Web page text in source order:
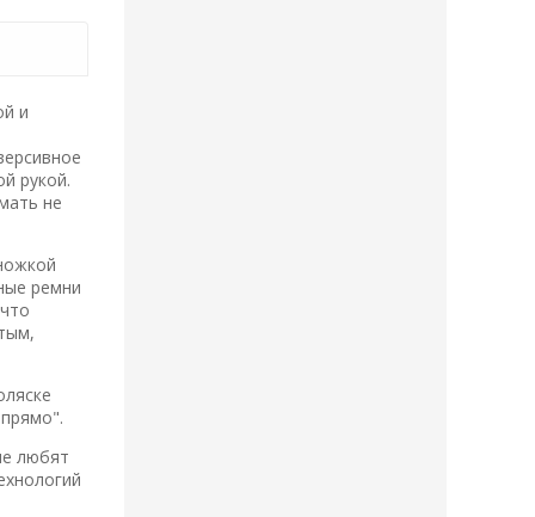
и
рукой.
не
ремни
любят